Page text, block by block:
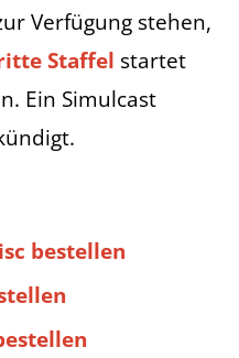
Verfügung stehen,
Staffel startet
Ein Simulcast
bestellen